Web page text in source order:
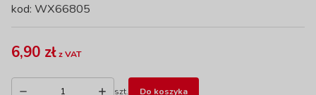
kod: WX66805
6,90 złz VAT
szt. Do koszyka